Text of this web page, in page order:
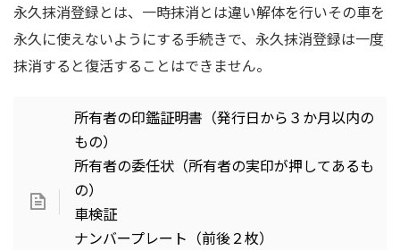
永久抹消登録とは、一時抹消とは違い解体を行いその車を
永久に使えないようにする手続きで、永久抹消登録は一度
抹消すると復活することはできません。
所有者の印鑑証明書（発行日から３か月以内の
もの）
所有者の委任状（所有者の実印が押してあるも
の）
車検証
ナンバープレート（前後２枚）